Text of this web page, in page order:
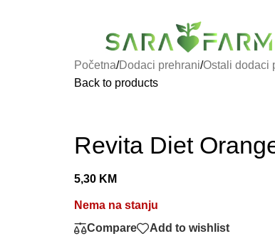
Početna/Dodaci prehrani/Ostali dodaci
Back to products
Revita Diet
5,30 KM
Nema na stanju
Compare
Add to wishlist